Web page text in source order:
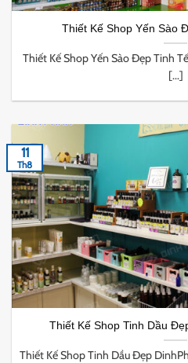
Thiết Kế Shop Yến Sào
Thiết Kế Shop Yến Sào Đẹp Tinh
[...]
Thiết Kế Shop Tinh Dầu
Thiết Kế Shop Tinh Dầu Đẹp
11
Th8